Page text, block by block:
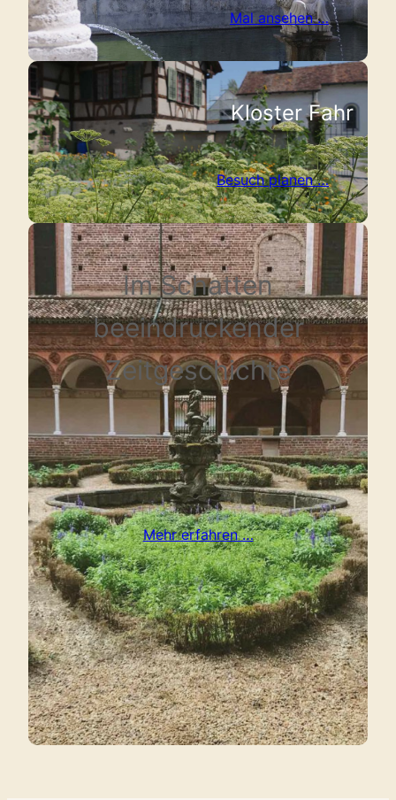
Mal ansehen …
Kloster Fahr
Besuch planen …
Im Schatten
beeindruckender
Zeitgeschichte
Mehr erfahren …